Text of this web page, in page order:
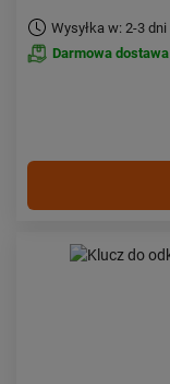
Wysyłka w: 2-3 dni
Darmowa dostawa